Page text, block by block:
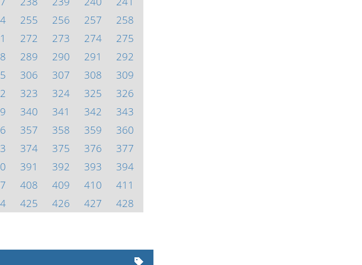
255 256 257
258
272 273 274
275
289 290 291
292
306 307 308
309
323 324 325
326
340 341 342
343
357 358 359
360
374 375 376
377
391 392 393
394
408 409 410
411
425 426 427
428